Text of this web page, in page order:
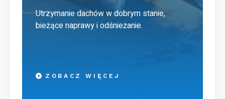
Utrzymanie dachów w dobrym stanie,
bieżące naprawy i odśnieżanie.
ZOBACZ WIĘCEJ